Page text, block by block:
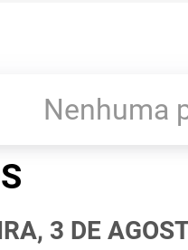
Nenhuma
3 DE